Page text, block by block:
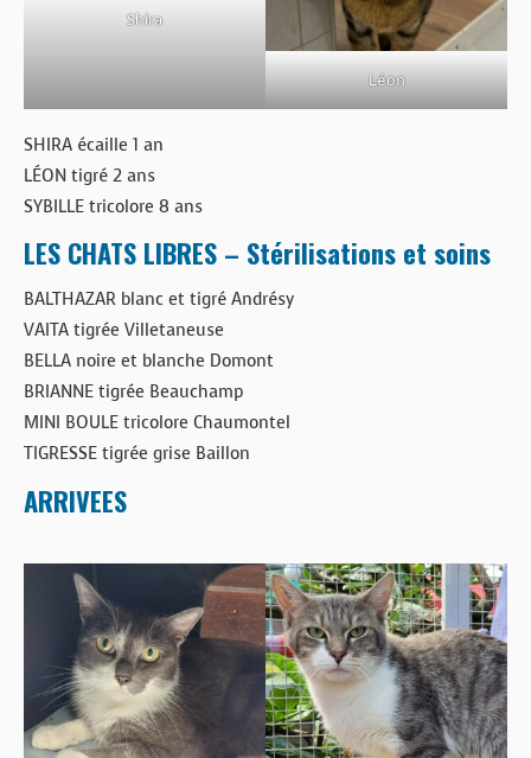
Shira
Léon
SHIRA écaille 1 an
LÉON tigré 2 ans
SYBILLE tricolore 8 ans
LES CHATS LIBRES – Stérilisations et soins
BALTHAZAR blanc et tigré Andrésy
VAITA tigrée Villetaneuse
BELLA noire et blanche Domont
BRIANNE tigrée Beauchamp
MINI BOULE tricolore Chaumontel
TIGRESSE tigrée grise Baillon
ARRIVEES